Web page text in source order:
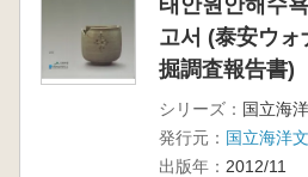
태안원안해수
고서 (泰安ウ
掘調査報告書
シリーズ：
発行元： 国立海洋
出版年： 2012/11